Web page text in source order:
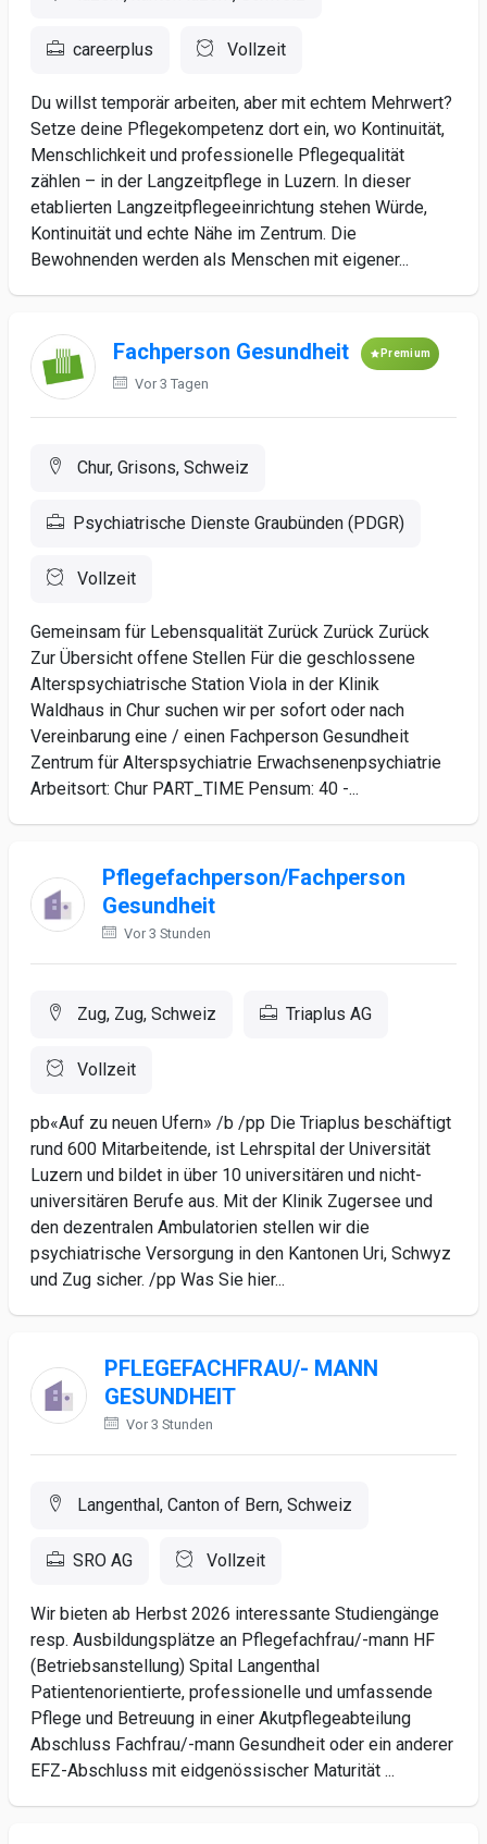
careerplus Vollzeit
Du willst temporär arbeiten, aber mit echtem Mehrwert?
Setze deine Pflegekompetenz dort ein, wo Kontinuität,
Menschlichkeit und professionelle Pflegequalität
zählen – in der Langzeitpflege in Luzern. In dieser
etablierten Langzeitpflegeeinrichtung stehen Würde,
Kontinuität und echte Nähe im Zentrum. Die
Bewohnenden werden als Menschen mit eigener...
Fachperson Gesundheit Premium
Vor 3 Tagen
Chur, Grisons, Schweiz
Psychiatrische Dienste Graubünden (PDGR)
Vollzeit
Gemeinsam für Lebensqualität Zurück Zurück Zurück
Zur Übersicht offene Stellen Für die geschlossene
Alterspsychiatrische Station Viola in der Klinik
Waldhaus in Chur suchen wir per sofort oder nach
Vereinbarung eine / einen Fachperson Gesundheit
Zentrum für Alterspsychiatrie Erwachsenenpsychiatrie
Arbeitsort: Chur PART_TIME Pensum: 40 -...
Pflegefachperson/Fachperson
Gesundheit
Vor 3 Stunden
Zug, Zug, Schweiz Triaplus AG
Vollzeit
pb«Auf zu neuen Ufern» /b /pp Die Triaplus beschäftigt
rund 600 Mitarbeitende, ist Lehrspital der Universität
Luzern und bildet in über 10 universitären und nicht-
universitären Berufe aus. Mit der Klinik Zugersee und
den dezentralen Ambulatorien stellen wir die
psychiatrische Versorgung in den Kantonen Uri, Schwyz
und Zug sicher. /pp Was Sie hier...
PFLEGEFACHFRAU/- MANN
GESUNDHEIT
Vor 3 Stunden
Langenthal, Canton of Bern, Schweiz
SRO AG Vollzeit
Wir bieten ab Herbst 2026 interessante Studiengänge
resp. Ausbildungsplätze an Pflegefachfrau/-mann HF
(Betriebsanstellung) Spital Langenthal
Patientenorientierte, professionelle und umfassende
Pflege und Betreuung in einer Akutpflegeabteilung
Abschluss Fachfrau/-mann Gesundheit oder ein anderer
EFZ-Abschluss mit eidgenössischer Maturität ...